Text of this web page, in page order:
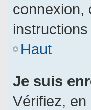
connexion,
Haut
Je suis
Vérifiez, en